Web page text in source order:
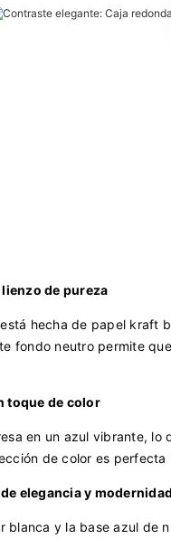
de pureza
hecha de papel kraft
fondo neutro permite
toque de color
en un azul vibrante,
de color es
elegancia y modernidad
blanca y la base azul de